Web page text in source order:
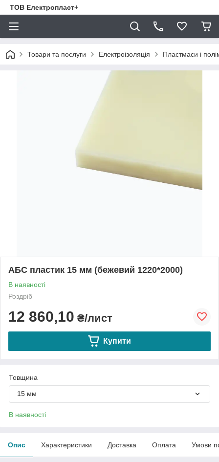
ТОВ Електропласт+
Товари та послуги Електроізоляція Пластмаси і
АБС пластик 15 мм (бежевий 1220*2000)
В наявності
Роздріб
12 860,10 ₴/лист
Купити
Товщина
15 мм
В наявності
Опис Характеристики Доставка Оплата Умови